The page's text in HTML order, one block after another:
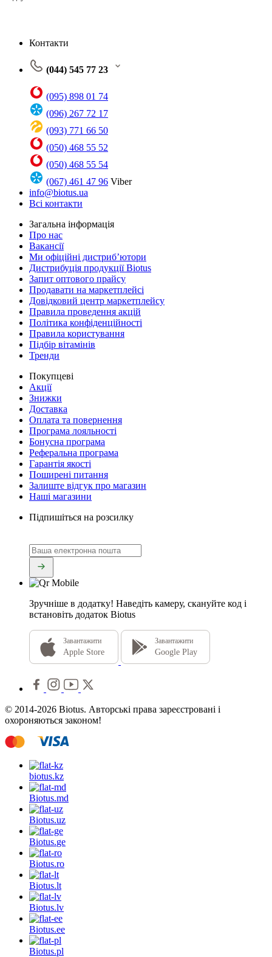
Контакти
(044) 545 77 23
(095) 898 01 74
(096) 267 72 17
(093) 771 66 50
(050) 468 55 52
(050) 468 55 54
(067) 461 47 96 Viber
info@biotus.ua
Всі контакти
Загальна інформація
Про нас
Вакансії
Ми офіційні дистриб’ютори
Дистрибуція продукції Biotus
Запит оптового прайсу
Продавати на маркетплейсі
Довідковий центр маркетплейсу
Правила проведення акцій
Політика конфіденційності
Правила користування
Підбір вітамінів
Тренди
Покупцеві
Акції
Знижки
Доставка
Оплата та повернення
Програма лояльності
Бонусна програма
Реферальна програма
Гарантія якості
Поширені питання
Залиште відгук про магазин
Наші магазини
Підпишіться на розсилку
Зручніше в додатку! Наведіть камеру, скануйте код і
встановіть додаток Biotus
Завантажити
Apple Store
Завантажити
Google Play
© 2014-2026 Biotus. Авторські права зареєстровані і
охороняються законом!
biotus.kz
Biotus.md
Biotus.uz
Biotus.ge
Biotus.ro
Biotus.lt
Biotus.lv
Biotus.ee
Biotus.pl